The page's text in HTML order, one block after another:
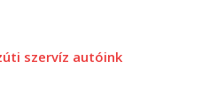
szervíz autóink